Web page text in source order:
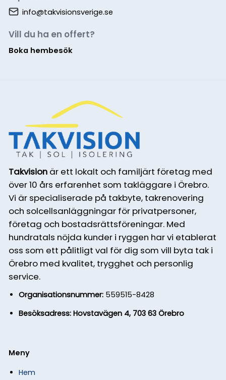
info@takvisionsverige.se
Vill du ha en offert?
Boka hembesök
Takvision är ett lokalt och familjärt företag med
över 10 års erfarenhet som takläggare i Örebro.
Vi är specialiserade på takbyte, takrenovering
och solcellsanläggningar för privatpersoner,
företag och bostadsrättsföreningar. Med
hundratals nöjda kunder i ryggen har vi etablerat
oss som ett pålitligt val för dig som vill byta tak i
Örebro med kvalitet, trygghet och personlig
service.
Organisationsnummer: 559515-8428
Besöksadress: Hovstavägen 4, 703 63 Örebro
Meny
Hem